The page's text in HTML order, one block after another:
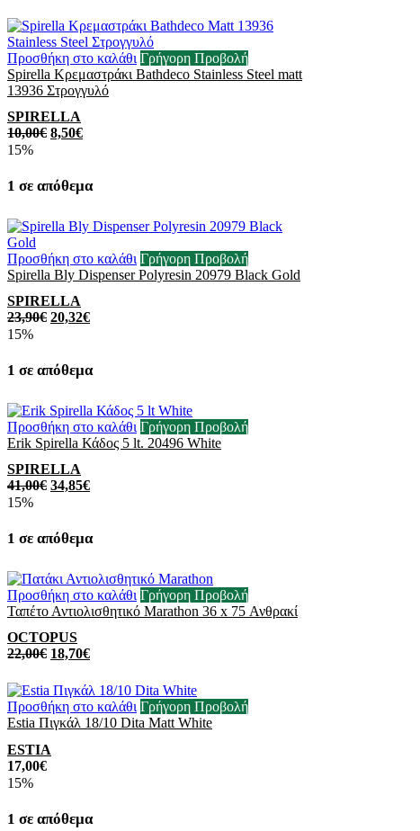
Προσθήκη στο καλάθι Γρήγορη Προβολή
Spirella Κρεμαστράκι Bathdeco Stainless Steel matt
13936 Στρογγυλό
SPIRELLA
10,00€ 8,50€
15%
1 σε απόθεμα
Προσθήκη στο καλάθι Γρήγορη Προβολή
Spirella Bly Dispenser Polyresin 20979 Black Gold
SPIRELLA
23,90€ 20,32€
15%
1 σε απόθεμα
Προσθήκη στο καλάθι Γρήγορη Προβολή
Erik Spirella Κάδος 5 lt. 20496 White
SPIRELLA
41,00€ 34,85€
15%
1 σε απόθεμα
Προσθήκη στο καλάθι Γρήγορη Προβολή
Ταπέτο Αντιολισθητικό Marathon 36 x 75 Ανθρακί
OCTOPUS
22,00€ 18,70€
Προσθήκη στο καλάθι Γρήγορη Προβολή
Estia Πιγκάλ 18/10 Dita Matt White
ESTIA
17,00€
15%
1 σε απόθεμα